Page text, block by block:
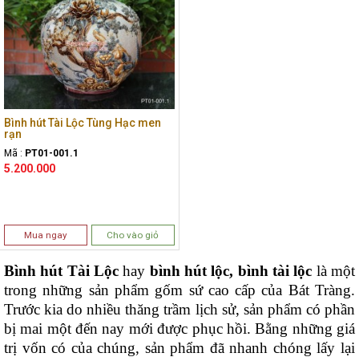
Bình hút Tài Lộc Tùng Hạc men
rạn
Mã : PT01-001.1
5.200.000
Mua ngay Cho vào giỏ
Bình hút Tài Lộchay bình hút lộc, bình tài lộc là một
trong những sản phẩm gốm sứ cao cấp của Bát Tràng.
Trước kia do nhiều thăng trầm lịch sử, sản phẩm có phần
bị mai một đến nay mới được phục hồi. Bằng những giá
trị vốn có của chúng, sản phẩm đã nhanh chóng lấy lại